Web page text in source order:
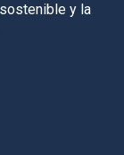
y la